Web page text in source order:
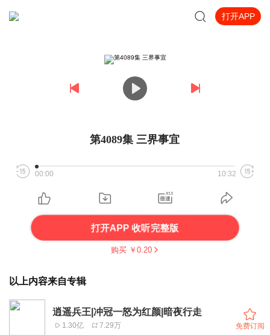
打开APP
第4089集 三界事宜
00:00 10:32
打开APP 收听完整版
购买 ￥ 0.20
以上内容来自专辑
逍遥兵王|冲冠一怒为红颜|暗夜行走
1.30亿 7.29万 免费订阅